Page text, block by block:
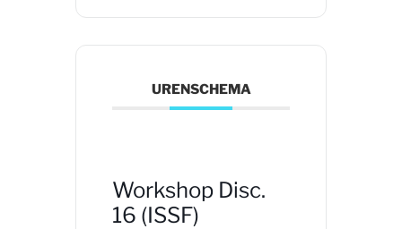
URENSCHEMA
Workshop Disc.
16 (ISSF)